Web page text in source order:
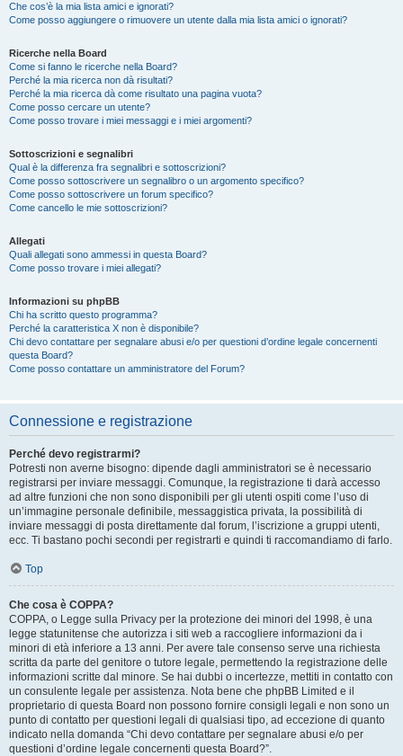
Che cos’è la mia lista amici e ignorati?
Come posso aggiungere o rimuovere un utente dalla mia lista amici o ignorati?
Ricerche nella Board
Come si fanno le ricerche nella Board?
Perché la mia ricerca non dà risultati?
Perché la mia ricerca dà come risultato una pagina vuota?
Come posso cercare un utente?
Come posso trovare i miei messaggi e i miei argomenti?
Sottoscrizioni e segnalibri
Qual è la differenza fra segnalibri e sottoscrizioni?
Come posso sottoscrivere un segnalibro o un argomento specifico?
Come posso sottoscrivere un forum specifico?
Come cancello le mie sottoscrizioni?
Allegati
Quali allegati sono ammessi in questa Board?
Come posso trovare i miei allegati?
Informazioni su phpBB
Chi ha scritto questo programma?
Perché la caratteristica X non è disponibile?
Chi devo contattare per segnalare abusi e/o per questioni d’ordine legale concernenti
questa Board?
Come posso contattare un amministratore del Forum?
Connessione e registrazione
Perché devo registrarmi?
Potresti non averne bisogno: dipende dagli amministratori se è necessario
registrarsi per inviare messaggi. Comunque, la registrazione ti darà accesso
ad altre funzioni che non sono disponibili per gli utenti ospiti come l’uso di
un’immagine personale definibile, messaggistica privata, la possibilità di
inviare messaggi di posta direttamente dal forum, l’iscrizione a gruppi utenti,
ecc. Ti bastano pochi secondi per registrarti e quindi ti raccomandiamo di farlo.
Top
Che cosa è COPPA?
COPPA, o Legge sulla Privacy per la protezione dei minori del 1998, è una
legge statunitense che autorizza i siti web a raccogliere informazioni da i
minori di età inferiore a 13 anni. Per avere tale consenso serve una richiesta
scritta da parte del genitore o tutore legale, permettendo la registrazione delle
informazioni scritte dal minore. Se hai dubbi o incertezze, mettiti in contatto con
un consulente legale per assistenza. Nota bene che phpBB Limited e il
proprietario di questa Board non possono fornire consigli legali e non sono un
punto di contatto per questioni legali di qualsiasi tipo, ad eccezione di quanto
indicato nella domanda “Chi devo contattare per segnalare abusi e/o per
questioni d’ordine legale concernenti questa Board?”.